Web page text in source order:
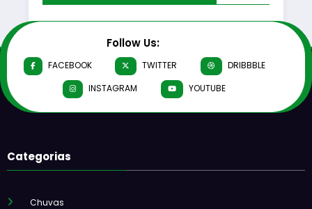
Follow Us:
FACEBOOK TWITTER
DRIBBBLE
INSTAGRAM
YOUTUBE
Categorias
Chuvas